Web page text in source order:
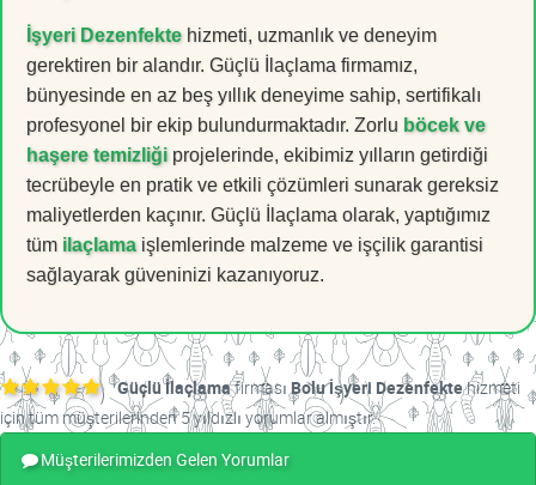
İşyeri Dezenfektehizmeti, uzmanlık ve deneyim
gerektiren bir alandır. Güçlü İlaçlama firmamız,
bünyesinde en az beş yıllık deneyime sahip, sertifikalı
profesyonel bir ekip bulundurmaktadır. Zorlu böcek ve
haşere temizliği projelerinde, ekibimiz yılların getirdiği
tecrübeyle en pratik ve etkili çözümleri sunarak gereksiz
maliyetlerden kaçınır. Güçlü İlaçlama olarak, yaptığımız
tüm ilaçlamaişlemlerinde malzeme ve işçilik garantisi
sağlayarak güveninizi kazanıyoruz.
Güçlü İlaçlamafirmasıBolu İşyeri Dezenfektehizmeti
için tüm müşterilerinden 5 yıldızlı yorumlar almıştır.
Müşterilerimizden Gelen Yorumlar